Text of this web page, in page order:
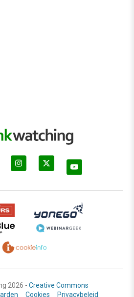
2026 - Creative Commons
Cookies Privacybeleid